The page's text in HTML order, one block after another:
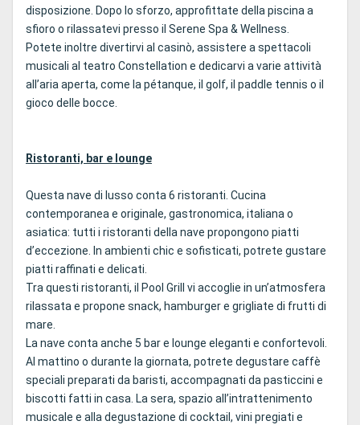
disposizione. Dopo lo sforzo, approfittate della piscina a
sfioro o rilassatevi presso il Serene Spa & Wellness.
Potete inoltre divertirvi al casinò, assistere a spettacoli
musicali al teatro Constellation e dedicarvi a varie attività
all’aria aperta, come la pétanque, il golf, il paddle tennis o il
gioco delle bocce.
Ristoranti, bar e lounge
Questa nave di lusso conta 6 ristoranti. Cucina
contemporanea e originale, gastronomica, italiana o
asiatica: tutti i ristoranti della nave propongono piatti
d’eccezione. In ambienti chic e sofisticati, potrete gustare
piatti raffinati e delicati.
Tra questi ristoranti, il Pool Grill vi accoglie in un’atmosfera
rilassata e propone snack, hamburger e grigliate di frutti di
mare.
La nave conta anche 5 bar e lounge eleganti e confortevoli.
Al mattino o durante la giornata, potrete degustare caffè
speciali preparati da baristi, accompagnati da pasticcini e
biscotti fatti in casa. La sera, spazio all’intrattenimento
musicale e alla degustazione di cocktail, vini pregiati e